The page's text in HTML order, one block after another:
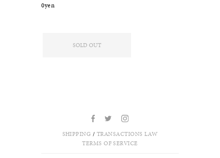
0yen
SOLD OUT
SHIPPING / TRANSACTIONS LAW
TERMS OF SERVICE